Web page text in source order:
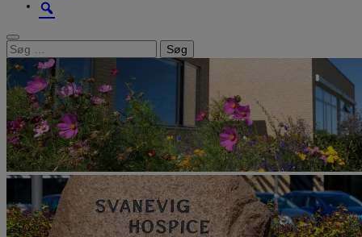
Søg
efter: